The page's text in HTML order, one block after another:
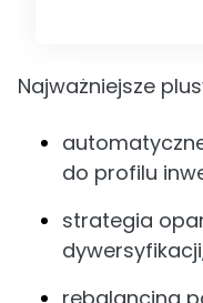
Najważniejsze
do profilu
strategia